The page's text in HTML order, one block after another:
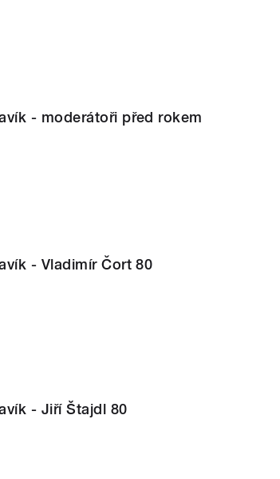
- moderátoři před rokem
- Vladimír Čort 80
- Jiří Štajdl 80